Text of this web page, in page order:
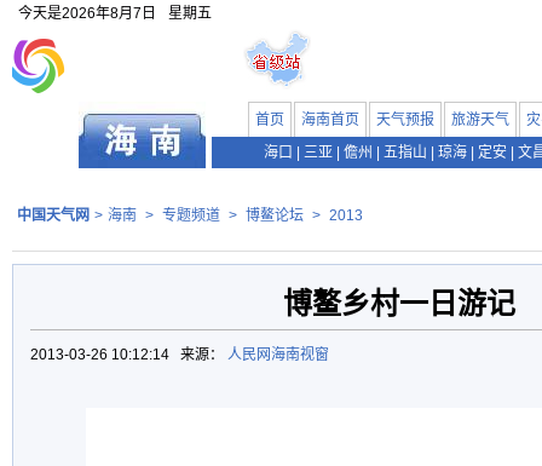
今天是2026年8月7日 星期五
首页 海南首页 天气预报 旅游天气
海口
三亚 儋州 五指山 琼海 定安 文
中国天气网 > 海南 > 专题频道 > 博鳌论坛 > 2013
博鳌乡村一日游记
2013-03-26 10:12:14 来源： 人民网海南视窗